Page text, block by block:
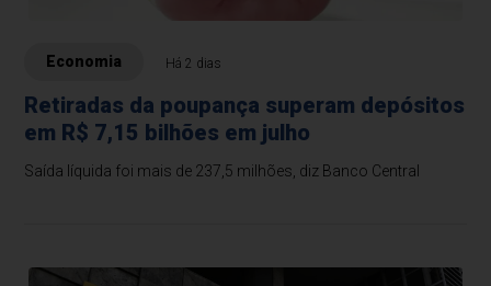
Economia Há 2 dias
Retiradas da poupança superam depósitos
em R$ 7,15 bilhões em julho
Saída líquida foi mais de 237,5 milhões, diz Banco Central